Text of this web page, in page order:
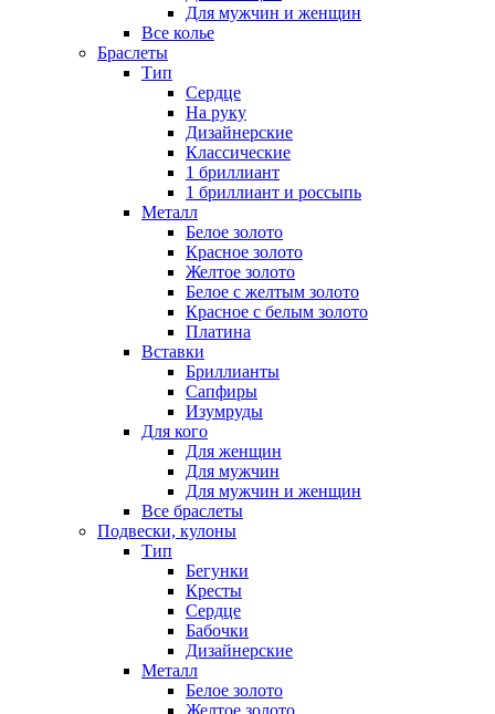
Для мужчин и женщин
Все колье
Браслеты
Тип
Сердце
На руку
Дизайнерские
Классические
1 бриллиант
1 бриллиант и россыпь
Металл
Белое золото
Красное золото
Желтое золото
Белое с желтым золото
Красное с белым золото
Платина
Вставки
Бриллианты
Сапфиры
Изумруды
Для кого
Для женщин
Для мужчин
Для мужчин и женщин
Все браслеты
Подвески, кулоны
Тип
Бегунки
Кресты
Сердце
Бабочки
Дизайнерские
Металл
Белое золото
Желтое золото